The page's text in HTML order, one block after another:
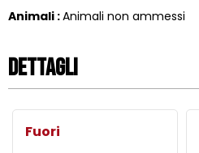
Animali :Animali non ammessi
Dettagli
Fuori